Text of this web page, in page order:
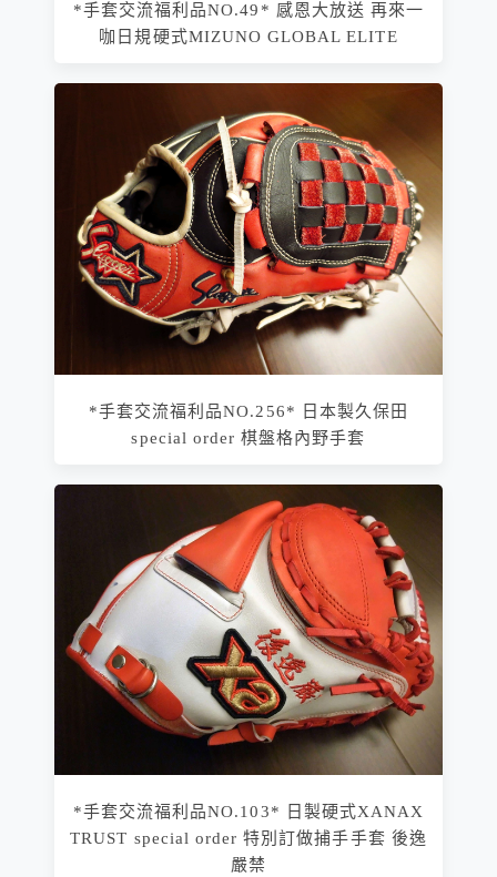
*手套交流福利品NO.49* 感恩大放送 再來一
咖日規硬式MIZUNO GLOBAL ELITE
*手套交流福利品NO.256* 日本製久保田
special order 棋盤格內野手套
*手套交流福利品NO.103* 日製硬式XANAX
TRUST special order 特別訂做捕手手套 後逸
嚴禁